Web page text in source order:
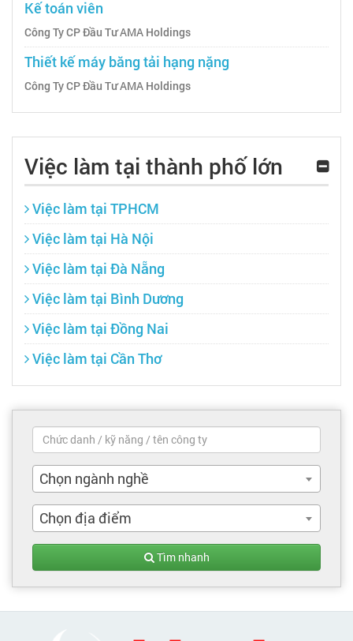
Kế toán viên
Công Ty CP Đầu Tư AMA Holdings
Thiết kế máy băng tải hạng nặng
Công Ty CP Đầu Tư AMA Holdings
Việc làm tại thành phố lớn
Việc làm tại TPHCM
Việc làm tại Hà Nội
Việc làm tại Đà Nẵng
Việc làm tại Bình Dương
Việc làm tại Đồng Nai
Việc làm tại Cần Thơ
Chọn ngành nghề
Chọn địa điểm
Tìm nhanh